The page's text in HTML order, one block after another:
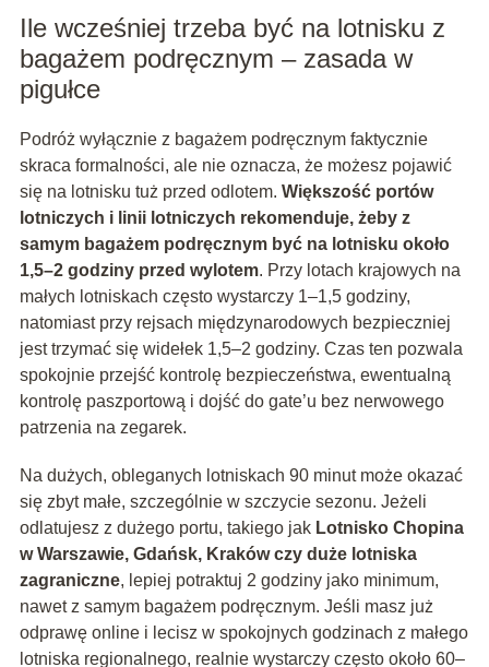
Ile wcześniej trzeba być na lotnisku z
bagażem podręcznym – zasada w
pigułce
Podróż wyłącznie z bagażem podręcznym faktycznie
skraca formalności, ale nie oznacza, że możesz pojawić
się na lotnisku tuż przed odlotem. Większość portów
lotniczych i linii lotniczych rekomenduje, żeby z
samym bagażem podręcznym być na lotnisku około
1,5–2 godziny przed wylotem. Przy lotach krajowych na
małych lotniskach często wystarczy 1–1,5 godziny,
natomiast przy rejsach międzynarodowych bezpieczniej
jest trzymać się widełek 1,5–2 godziny. Czas ten pozwala
spokojnie przejść kontrolę bezpieczeństwa, ewentualną
kontrolę paszportową i dojść do gate’u bez nerwowego
patrzenia na zegarek.
Na dużych, obleganych lotniskach 90 minut może okazać
się zbyt małe, szczególnie w szczycie sezonu. Jeżeli
odlatujesz z dużego portu, takiego jak Lotnisko Chopina
w Warszawie, Gdańsk, Kraków czy duże lotniska
zagraniczne, lepiej potraktuj 2 godziny jako minimum,
nawet z samym bagażem podręcznym. Jeśli masz już
odprawę online i lecisz w spokojnych godzinach z małego
lotniska regionalnego, realnie wystarczy często około 60–